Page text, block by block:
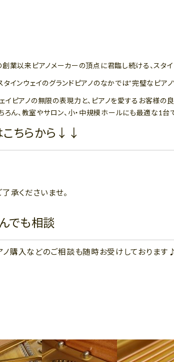
業以来ピアノメーカーの頂点に君臨し続ける、スタイ
インウェイのグランドピアノのなかでは”完璧なピアノ
ェイピアノの無限の表現力と、ピアノを愛するお客様
ん、教室やサロン、小・中規模ホールにも最適な1台
こちらから↓↓
承くださいませ。
んでも相談
ノ購入などのご相談も随時お受けしております